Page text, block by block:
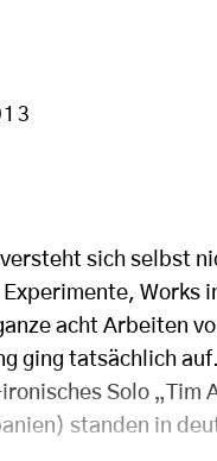
sich selbst
Works
acht Arbeiten
ging tatsächlich
Solo „Tim
standen in